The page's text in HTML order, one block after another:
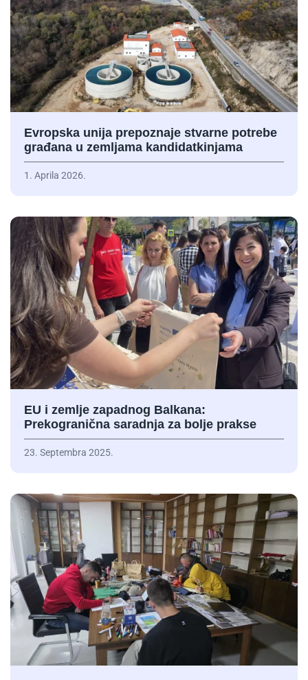
Evropska unija prepoznaje stvarne potrebe
građana u zemljama kandidatkinjama
1. Aprila 2026.
EU i zemlje zapadnog Balkana:
Prekogranična saradnja za bolje prakse
23. Septembra 2025.